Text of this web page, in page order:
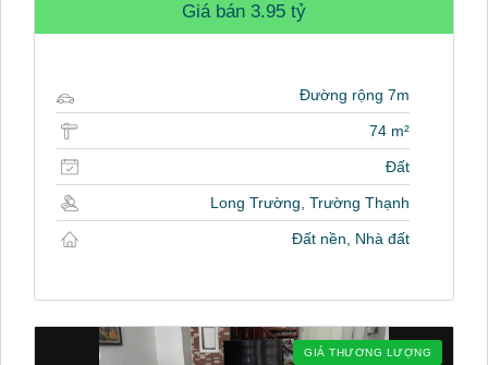
Giá bán 3.95 tỷ
Đường rộng 7m
74 m²
Đất
Long Trường, Trường Thạnh
Đất nền, Nhà đất
GIÁ THƯƠNG LƯỢNG